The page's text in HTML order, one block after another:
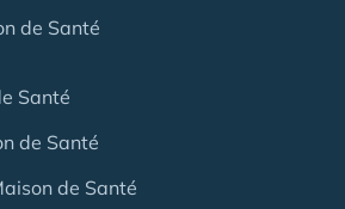
de Santé
Santé
de Santé
de Santé